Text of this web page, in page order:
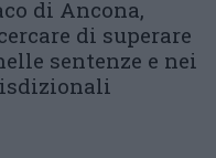
di Ancona,
di superare
sentenze e nei